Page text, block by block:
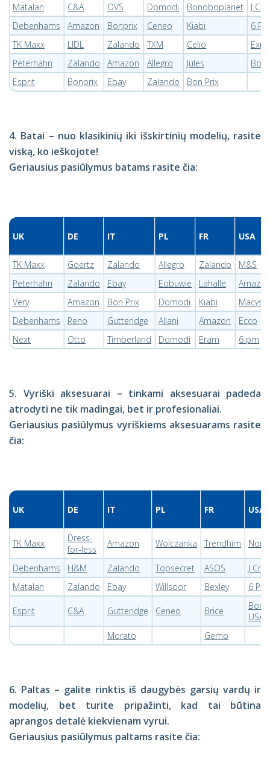
Matalan C&A OVS Domodi Bonoboplanet
J
Debenhams
Amazon Bonprix Ceneo Kiabi
6 PM
TK Maxx
LIDL Zalando TXM Celio
Peterhahn
Zalando Amazon Allegro Jules
Esprit
Bonprix Ebay Zalando Bon Prix
4. Batai – nuo klasikinių iki išskirtinių modelių, rasite
viską, ko ieškojote!
Geriausius pasiūlymus batams rasite čia:
UK DE IT PL FR USA
TK Maxx Goertz Zalando Allegro Zalando
M&S
Peterhahn
Zalando Ebay Eobuwie Lahalle
Amazon
Very
Amazon Bon Prix Domodi Kiabi
Macys
Debenhams
Reno Gutteridge Allani Amazon
Ecco
Next
Otto Timberland Domodi Eram 6 pm
5. Vyriški aksesuarai – tinkami aksesuarai padeda
atrodyti ne tik madingai, bet ir profesionaliai.
Geriausius pasiūlymus vyriškiems aksesuarams rasite
čia:
UK DE IT PL FR USA
TK Maxx
Dress-
for-less
Amazon Wolczanka Trendhim
Debenhams H&M Zalando Topsecret ASOS
J
Matalan
Zalando Ebay Willsoor Bexley 6 PM
Esprit C&A Gutteridge Ceneo Brice
USA
Morato
Gemo
6. Paltas – galite rinktis iš daugybės garsių vardų ir
modelių, bet turite pripažinti, kad tai būtina
aprangos detalė kiekvienam vyrui.
Geriausius pasiūlymus paltams rasite čia: